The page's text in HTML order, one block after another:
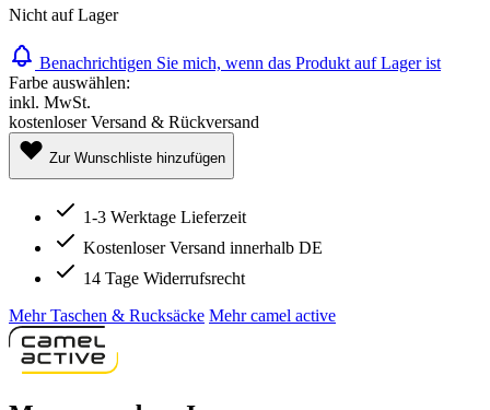
Nicht auf Lager
Benachrichtigen Sie mich, wenn das Produkt auf Lager ist
Farbe auswählen:
inkl. MwSt.
kostenloser Versand & Rückversand
Zur Wunschliste hinzufügen
1-3 Werktage Lieferzeit
Kostenloser Versand innerhalb DE
14 Tage Widerrufsrecht
Mehr Taschen & Rucksäcke Mehr camel active